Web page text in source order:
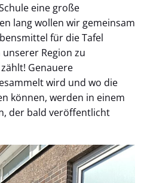
eine große
lang wollen wir gemeinsam
für die Tafel
Region zu
Genauere
wird und wo die
können, werden in einem
der bald veröffentlicht